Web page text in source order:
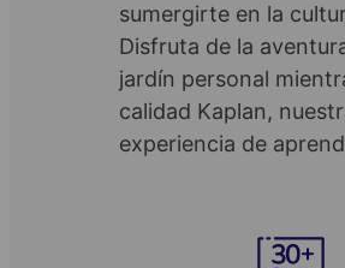
sumergirte en la
Disfruta de la
jardín personal
calidad Kaplan,
experiencia de